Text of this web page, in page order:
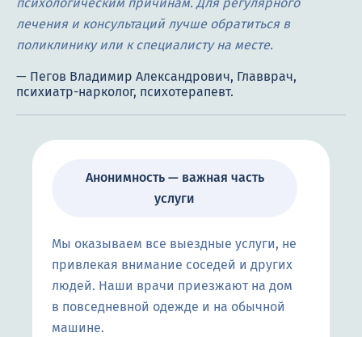
лечения и консультаций лучше обратиться в
поликлинику или к специалисту на месте.
Анонимность — важная часть
услуги
Мы оказываем все выездные услуги, не
привлекая внимание соседей и других
людей. Наши врачи приезжают на дом
в повседневной одежде и на обычной
машине.